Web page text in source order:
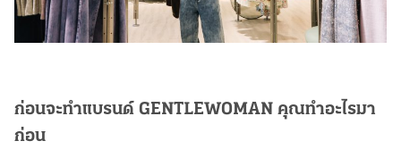
ก่อนจะทำแบรนด์ GENTLEWOMAN คุณทำอะไรมา
ก่อน